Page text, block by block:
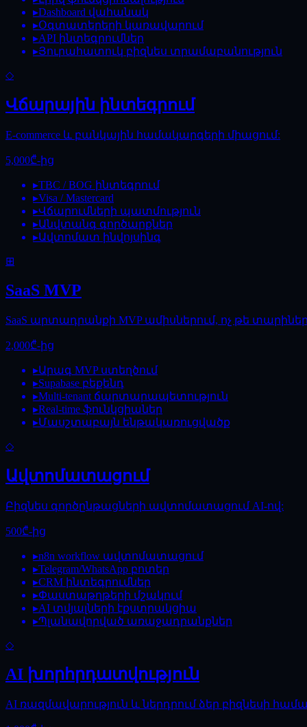
▸Dashboard վահանակ
▸Օգտատերերի կառավարում
▸API ինտեգրումներ
▸Յուրահատուկ բիզնես տրամաբանություն
◇
Վճարային ինտեգրում
E-commerce և բանկային համակարգերի միացում:
5,000₾-ից
▸TBC / BOG ինտեգրում
▸Visa / Mastercard
▸Վճարումների պատմություն
▸Անվտանգ գործարքներ
▸Ավտոմատ ինվոյսինգ
⊞
SaaS MVP
SaaS արտադրանքի MVP ամիսներում, ոչ թե
2,000₾-ից
▸Արագ MVP ստեղծում
▸Supabase բեքենդ
▸Multi-tenant ճարտարապետություն
▸Real-time ֆունկցիաներ
▸Մասշտաբայն ենթակառուցվածք
◇
Ավտոմատացում
Բիզնես գործընթացների ավտոմատացում AI-ով:
500₾-ից
▸n8n workflow ավտոմատացում
▸Telegram/WhatsApp բոտեր
▸CRM ինտեգրումներ
▸Փաստաթղթերի մշակում
▸AI տվյալների էքստրակցիա
▸Պլանավորված առաջադրանքներ
◇
AI խորհրդատվություն
AI ռազմավարություն և ներդրում ձեր բիզնեսի